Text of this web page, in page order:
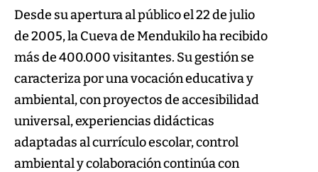
Desde su apertura al público el 22 de julio
de 2005, la Cueva de Mendukilo ha recibido
más de 400.000 visitantes. Su gestión se
caracteriza por una vocación educativa y
ambiental, con proyectos de accesibilidad
universal, experiencias didácticas
adaptadas al currículo escolar, control
ambiental y colaboración continúa con